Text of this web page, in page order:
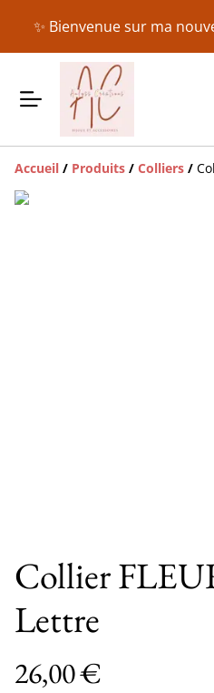
✨ Bienvenue sur ma
Accueil / Produits / Colliers /
Collier
Lettre
26,00 €